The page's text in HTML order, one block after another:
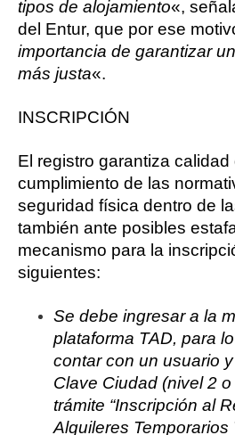
tipos de alojamiento«,
del Entur, que por ese
importancia de garantizar
más justa«.
INSCRIPCIÓN
El registro garantiza
cumplimiento de las
seguridad física dentro de
también ante posibles
mecanismo para la
siguientes:
Se debe ingresar a la
plataforma TAD, para
contar con un usuario
Clave Ciudad (nivel 2
trámite “Inscripción al
Alquileres Temporarios